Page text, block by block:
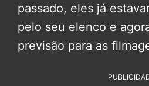
passado, eles já
pelo seu elenco e
previsão para as